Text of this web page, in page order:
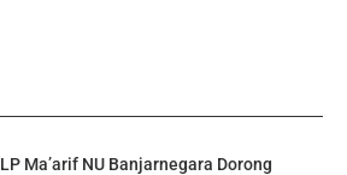
LP Ma’arif NU Banjarnegara Dorong